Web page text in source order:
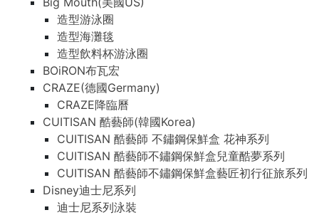
造型游泳圈
造型海灘毯
造型飲料杯游泳圈
BOiRON布瓦宏
CRAZE(德國Germany)
CRAZE降臨曆
CUITISAN 酷藝師(韓國Korea)
CUITISAN 酷藝師 不鏽鋼保鮮盒 花神系列
CUITISAN 酷藝師不鏽鋼保鮮盒兒童酷夢系列
CUITISAN 酷藝師不鏽鋼保鮮盒藝匠初行征旅系列
Disney迪士尼系列
迪士尼系列泳裝